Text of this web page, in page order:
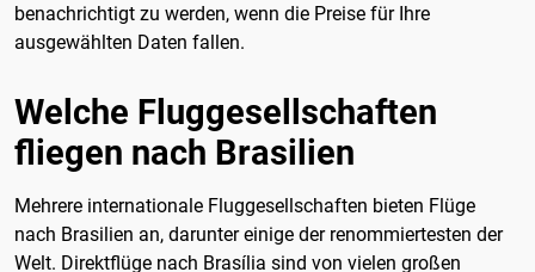
benachrichtigt zu werden, wenn die Preise für Ihre
ausgewählten Daten fallen.
Welche Fluggesellschaften
fliegen nach Brasilien
Mehrere internationale Fluggesellschaften bieten Flüge
nach Brasilien an, darunter einige der renommiertesten der
Welt. Direktflüge nach Brasília sind von vielen großen